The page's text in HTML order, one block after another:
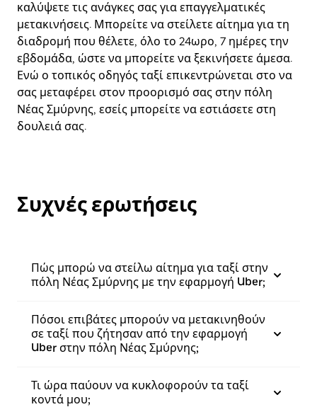
καλύψετε τις ανάγκες σας για επαγγελματικές
μετακινήσεις. Μπορείτε να στείλετε αίτημα για τη
διαδρομή που θέλετε, όλο το 24ωρο, 7 ημέρες την
εβδομάδα, ώστε να μπορείτε να ξεκινήσετε άμεσα.
Ενώ ο τοπικός οδηγός ταξί επικεντρώνεται στο να
σας μεταφέρει στον προορισμό σας στην πόλη
Νέας Σμύρνης, εσείς μπορείτε να εστιάσετε στη
δουλειά σας.
Συχνές ερωτήσεις
Πώς μπορώ να στείλω αίτημα για ταξί στην
πόλη Νέας Σμύρνης με την εφαρμογή Uber;
Πόσοι επιβάτες μπορούν να μετακινηθούν
σε ταξί που ζήτησαν από την εφαρμογή
Uber στην πόλη Νέας Σμύρνης;
Τι ώρα παύουν να κυκλοφορούν τα ταξί
κοντά μου;